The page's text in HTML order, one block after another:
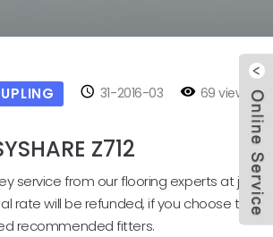
31-2016-03 69 views
Z712
service from our flooring experts at just
rate will be refunded, if you choose to
recommended fitters.